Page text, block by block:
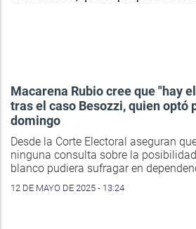
Macarena Rubio cree que "hay
tras el caso Besozzi, quien optó
domingo
Desde la Corte Electoral aseguran
ninguna consulta sobre la
blanco pudiera sufragar en
12 DE MAYO DE 2025 - 13:24